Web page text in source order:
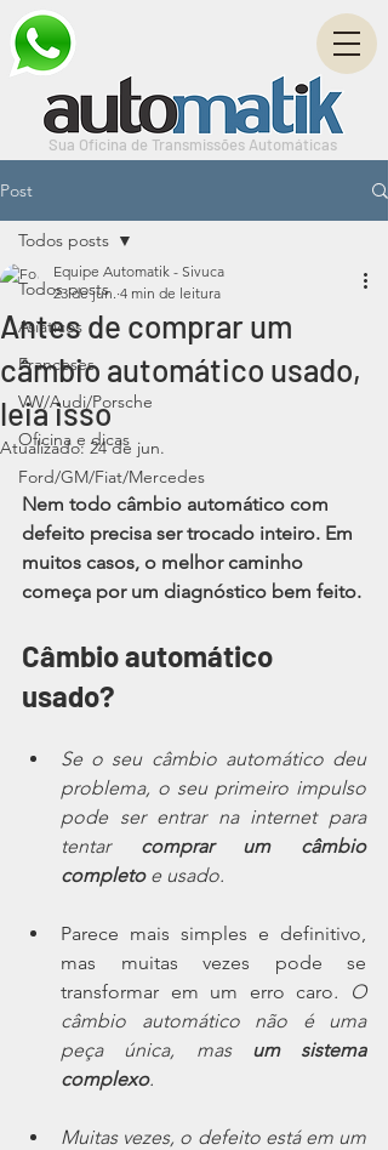
Sua Oficina de Transmissões Automáticas
Post
Todos posts
Asiáticos
Franceses
VW/Audi/Porsche
Oficina e dicas
Ford/GM/Fiat/Mercedes
Todos posts
Antes de comprar um
câmbio automático usado,
leia isso
Equipe Automatik - Sivuca
23 de jun. 4 min de leitura
Atualizado: 24 de jun.
Nem todo câmbio automático com
defeito precisa ser trocado inteiro. Em
muitos casos, o melhor caminho
começa por um diagnóstico bem feito.
Câmbio automático
usado?
Se o seu câmbio automático deu
problema, o seu primeiro impulso
pode ser entrar na internet para
tentar comprar um câmbio
completo e usado.
Parece mais simples e definitivo,
mas muitas vezes pode se
transformar em um erro caro. O
câmbio automático não é uma
peça única, mas um sistema
complexo.
Muitas vezes, o defeito está em um